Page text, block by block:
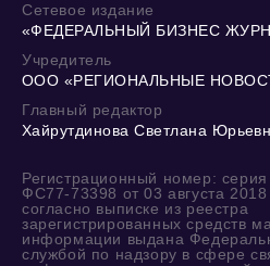
Сетевое издание
«ФЕДЕРАЛЬНЫЙ БИЗНЕС
Учредитель
ООО «РЕГИОНАЛЬНЫЕ
Главный редактор
Хайрутдинова Светлана
Регистрационный номер:
ФС77-73398 от 03 августа 2018
согласно выписке из реестра
зарегистрированных средств
информации выдана
службой по надзору в сфере